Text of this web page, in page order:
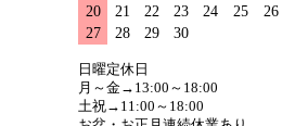
20
21 22 23 24 25
26
27
28 29 30
日曜定休日
月～金→13:00～18:00
土祝→11:00～18:00